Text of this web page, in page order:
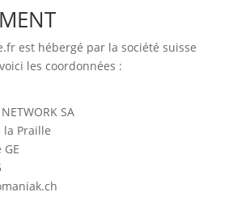
est hébergé par la société suisse
les coordonnées :
SA
la Praille